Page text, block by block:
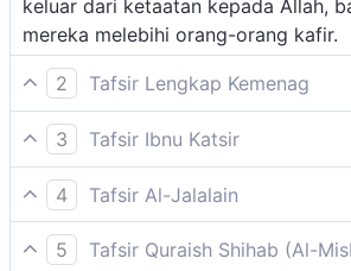
keluar dari ketaatan kepada Allah,
mereka melebihi orang-orang kafir.
2
Tafsir Lengkap Kemenag
Ayat ini menerangkan tentang
antara orang-orang munafik, baik
wanita, baik mengenai sifat-sifat
mengenai akhlak dan perbuatan
masing saling menganjurkan kepada
3
Tafsir Ibnu Katsir
Allah Swt. berfirman mengingkari
munafik yang berbeda dengan sifat
orang-orang yang beriman. Kalau
4
Tafsir Al-Jalalain
(Orang-orang munafik laki-laki dan
5 Tafsir Quraish Shihab (Al-